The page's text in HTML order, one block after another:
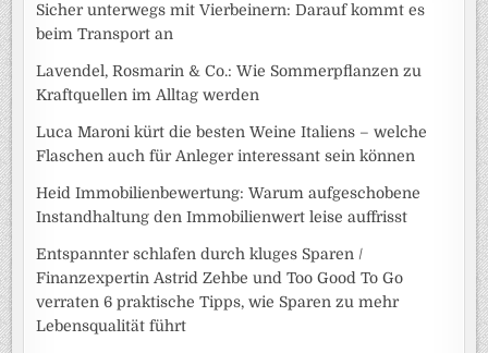
Sicher unterwegs mit Vierbeinern: Darauf kommt es
beim Transport an
Lavendel, Rosmarin & Co.: Wie Sommerpflanzen zu
Kraftquellen im Alltag werden
Luca Maroni kürt die besten Weine Italiens – welche
Flaschen auch für Anleger interessant sein können
Heid Immobilienbewertung: Warum aufgeschobene
Instandhaltung den Immobilienwert leise auffrisst
Entspannter schlafen durch kluges Sparen /
Finanzexpertin Astrid Zehbe und Too Good To Go
verraten 6 praktische Tipps, wie Sparen zu mehr
Lebensqualität führt